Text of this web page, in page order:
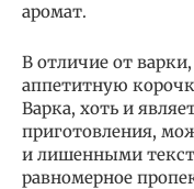
аромат.
В отличие от
аппетитную
Варка, хоть и
приготовления,
и лишенными
равномерное